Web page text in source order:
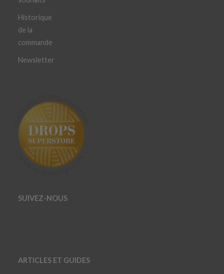
Historique
de la
commande
Newsletter
SUIVEZ-NOUS
ARTICLES ET GUIDES